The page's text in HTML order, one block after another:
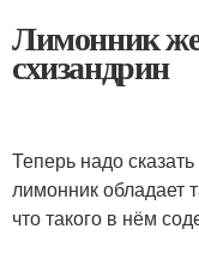
Лимонник
схизандрин
Теперь надо
лимонник обладает
что такого в нём